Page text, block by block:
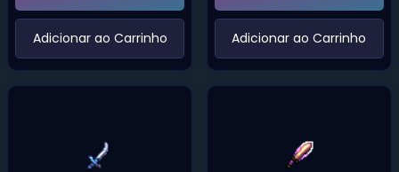
‌Adicionar ao Carrinho‌ ‌Adicionar ao Carrinho‌